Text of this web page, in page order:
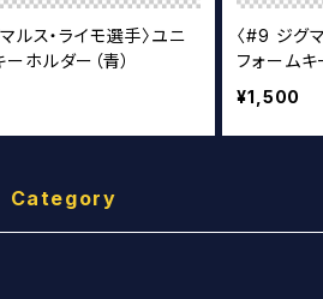
ルス・ライモ選手〉ユニ
ホルダー（青）
〈#9 ジグ
フォームキ
¥1,500
Category